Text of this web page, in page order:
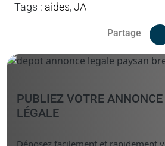
Tags : aides,JA
Partage
PUBLIEZ VOTRE ANNONCE
LÉGALE